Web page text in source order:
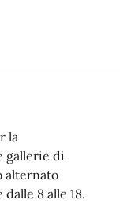
la
gallerie di
alternato
8 alle 18.